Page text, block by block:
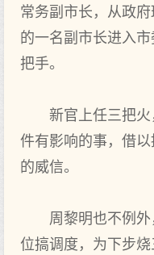
常务副市长，从政
的一名副市长进入
把手。
新官上任三把火
件有影响的事，借
的威信。
周黎明也不例外
位搞调度，为下步烧